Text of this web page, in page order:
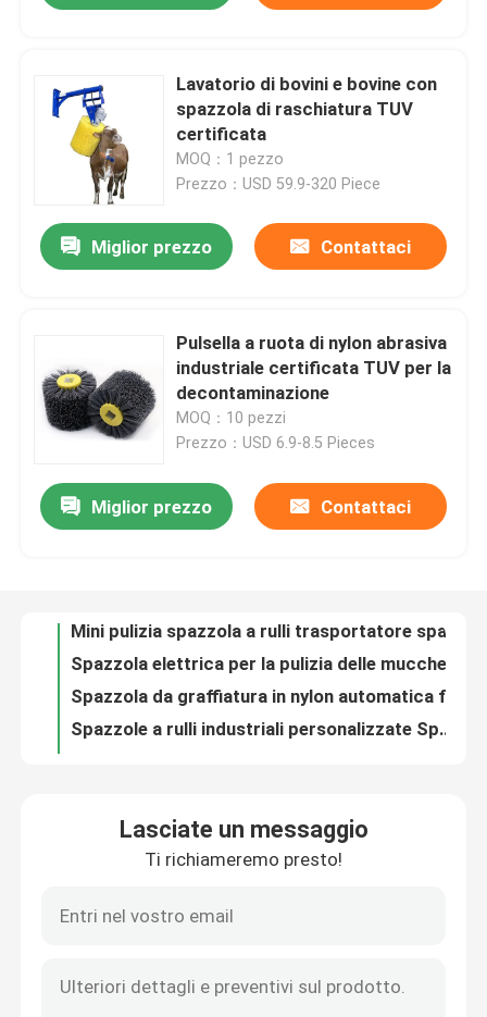
Casa
Chi siamo
Controllo di qualità
Contattaci
Strisce per spazzole industriali
Lavatorio di bovini e bovine con
spazzola di raschiatura TUV
certificata
MOQ：1 pezzo
Prezzo：USD 59.9-320 Piece
Miglior prezzo Contattaci
Pulsella a ruota di nylon abrasiva
industriale certificata TUV per la
decontaminazione
MOQ：10 pezzi
Prezzo：USD 6.9-8.5 Pieces
Miglior prezzo Contattaci
Roller di spazzola cilindrica industriale rotante per la pulizia della cinghia trasportatrice
Spazzole a rulli industriali personalizzate Spazzola di pulizia con nastro trasportatore 80 mm
Spazzole per la pulizia cilindrica a frusta di nylon industriale per nastri trasportatori di frutta e verdura
Pulizia di cintura di patate per frutta e verdura
Lasciate un messaggio
Ti richiameremo presto!